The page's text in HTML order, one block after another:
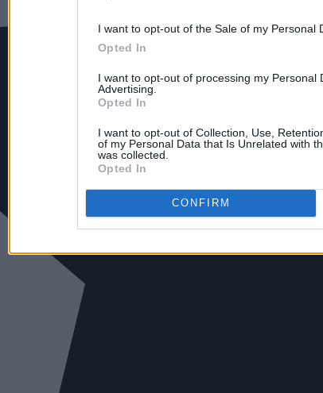
I want to opt-out of the Sale of my Personal
Opted In
I want to opt-out of processing my Personal
Advertising.
Opted In
I want to opt-out of Collection, Use,
of my Personal Data that Is Unrelated with
was collected.
Opted In
CONFIRM